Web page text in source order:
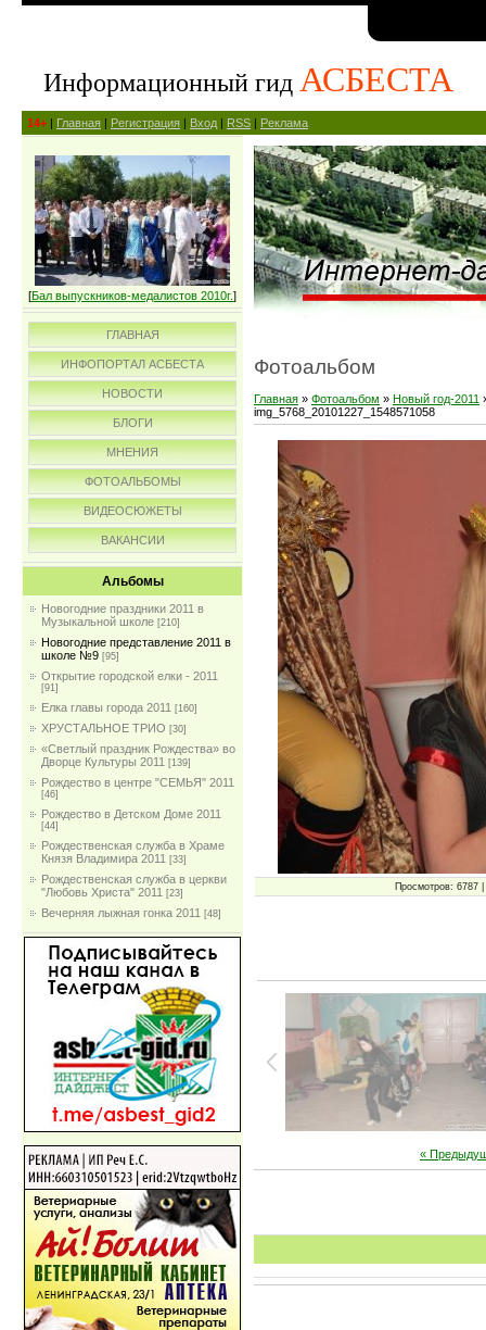
Информационный гид АСБЕСТА
14+ | Главная | Регистрация | Вход | RSS | Реклама
[Бал выпускников-медалистов 2010г.]
ГЛАВНАЯ
ИНФОПОРТАЛ АСБЕСТА
НОВОСТИ
БЛОГИ
МНЕНИЯ
ФОТОАЛЬБОМЫ
ВИДЕОСЮЖЕТЫ
ВАКАНСИИ
Альбомы
Новогодние праздники 2011 в
Музыкальной школе [210]
Новогодние представление 2011 в
школе №9 [95]
Открытие городской елки - 2011
[91]
Елка главы города 2011 [160]
ХРУСТАЛЬНОЕ ТРИО [30]
«Светлый праздник Рождества» во
Дворце Культуры 2011 [139]
Рождество в центре "СЕМЬЯ" 2011
[46]
Рождество в Детском Доме 2011
[44]
Рождественская служба в Храме
Князя Владимира 2011 [33]
Рождественская служба в церкви
"Любовь Христа" 2011 [23]
Вечерняя лыжная гонка 2011 [48]
Фотоальбом
Главная » Фотоальбом » Новый год-2011
img_5768_20101227_1548571058
Просмотров: 6787
«